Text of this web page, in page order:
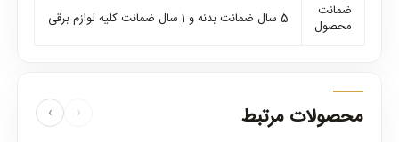
ضمانت
محصول
5 سال ضمانت بدنه و 1 سال ضمانت کلیه لوازم برقی
محصولات مرتبط ‹
›